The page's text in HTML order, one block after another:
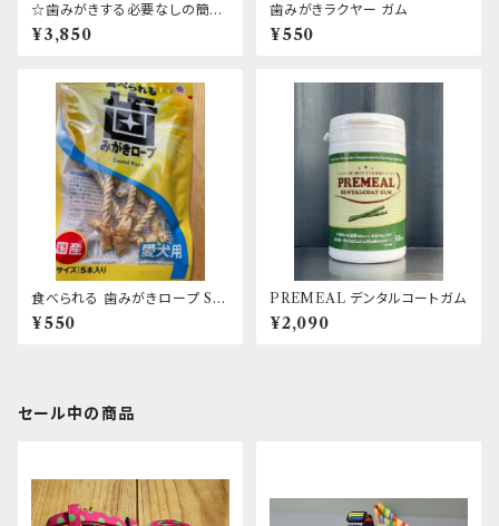
☆歯みがきする必要なしの簡単
デンタルケア！！☆ VET'S BES
T デンタルフォーム
¥3,850
歯みがきラクヤー ガム
¥550
食べられる 歯みがきロープ S 5
本入り
¥550
PREMEAL デンタルコートガム
¥2,090
セール中の商品